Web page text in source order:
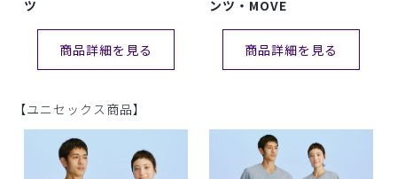
ツ
商品詳細を見る
ンツ・MOVE
商品詳細を見る
【ユニセックス商品】